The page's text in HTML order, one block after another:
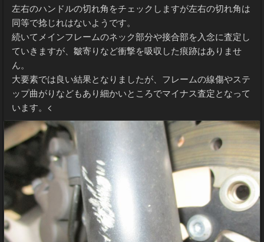
左右のハンドルの切れ角をチェックしますが左右の切れ角は
同等で捻じれはないようです。
続いてメインフレームのネック部分や接合部を入念に査定し
ていきますが、皺寄りなど衝撃を吸収した痕跡はありませ
ん。
大要素では良い結果となりましたが、フレームの線傷やステ
ップ曲がりなどもあり細かいところでマイナス査定となって
います。<